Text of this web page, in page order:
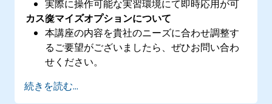
実際に操作可能な実習環境にて即時応用が可
能
カスタマイズオプションについて
本講座の内容を貴社のニーズに合わせ調整す
るご要望がございましたら、ぜひお問い合わ
せください。
続きを読む...